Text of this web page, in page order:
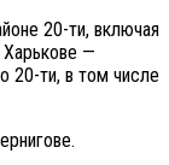
20-ти, включая
—
20-ти, в том числе